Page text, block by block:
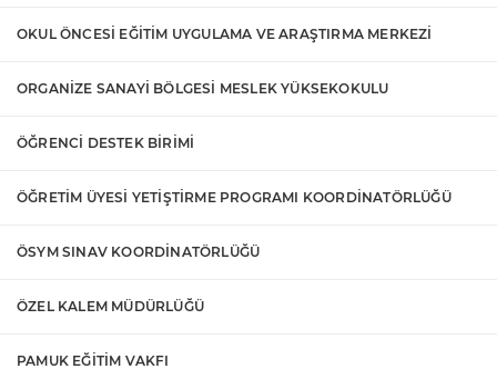
OKUL ÖNCESİ EĞİTİM UYGULAMA VE ARAŞTIRMA MERKEZİ
ORGANİZE SANAYİ BÖLGESİ MESLEK YÜKSEKOKULU
ÖĞRENCİ DESTEK BİRİMİ
ÖĞRETİM ÜYESİ YETİŞTİRME PROGRAMI KOORDİNATÖRLÜĞÜ
ÖSYM SINAV KOORDİNATÖRLÜĞÜ
ÖZEL KALEM MÜDÜRLÜĞÜ
PAMUK EĞİTİM VAKFI